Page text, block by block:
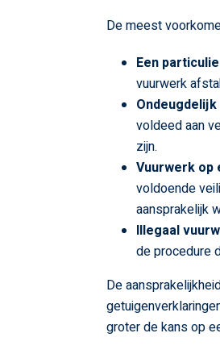
De meest
Een
vuurwerk
voldeed aan
zijn.
Vuurwerk op
voldoende
aansprakelijk
Illegaal
de procedure
De
groter de kans op